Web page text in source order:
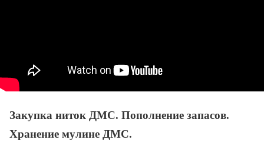
Закупка ниток ДМС. Пополнение запасов.
Хранение мулине ДМС.